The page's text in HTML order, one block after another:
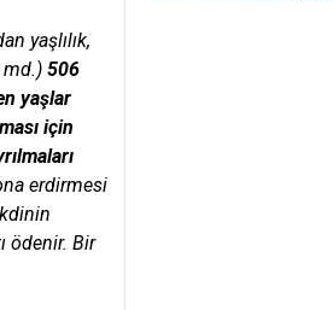
yaşlılık,
md.) 506
yaşlar
için
erdirmesi
ödenir. Bir